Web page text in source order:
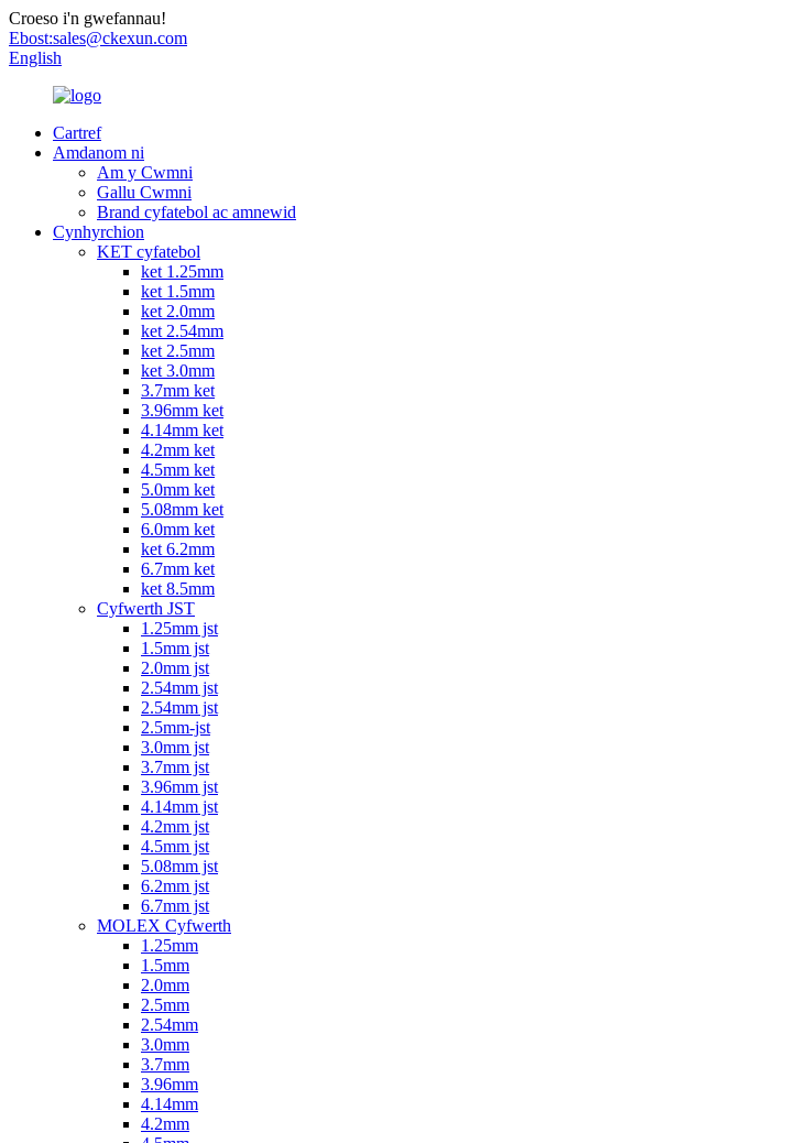
Croeso i'n gwefannau!
Ebost:sales@ckexun.com
English
Cartref
Amdanom ni
Am y Cwmni
Gallu Cwmni
Brand cyfatebol ac amnewid
Cynhyrchion
KET cyfatebol
ket 1.25mm
ket 1.5mm
ket 2.0mm
ket 2.54mm
ket 2.5mm
ket 3.0mm
3.7mm ket
3.96mm ket
4.14mm ket
4.2mm ket
4.5mm ket
5.0mm ket
5.08mm ket
6.0mm ket
ket 6.2mm
6.7mm ket
ket 8.5mm
Cyfwerth JST
1.25mm jst
1.5mm jst
2.0mm jst
2.54mm jst
2.54mm jst
2.5mm-jst
3.0mm jst
3.7mm jst
3.96mm jst
4.14mm jst
4.2mm jst
4.5mm jst
5.08mm jst
6.2mm jst
6.7mm jst
MOLEX Cyfwerth
1.25mm
1.5mm
2.0mm
2.5mm
2.54mm
3.0mm
3.7mm
3.96mm
4.14mm
4.2mm